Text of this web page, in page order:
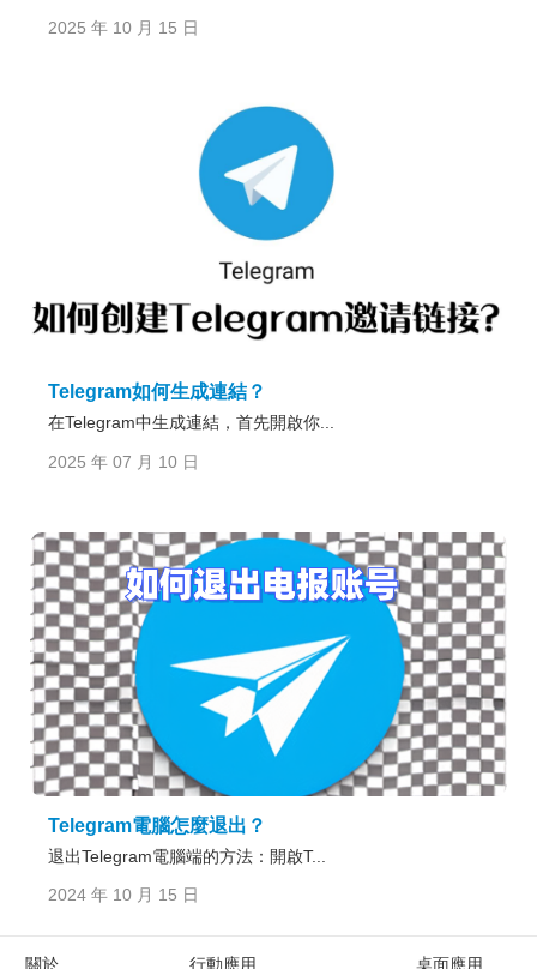
2025 年 10 月 15 日
Telegram如何生成連結？
在Telegram中生成連結，首先開啟你...
2025 年 07 月 10 日
Telegram電腦怎麼退出？
退出Telegram電腦端的方法：開啟T...
2024 年 10 月 15 日
關於 行動應用 桌面應用